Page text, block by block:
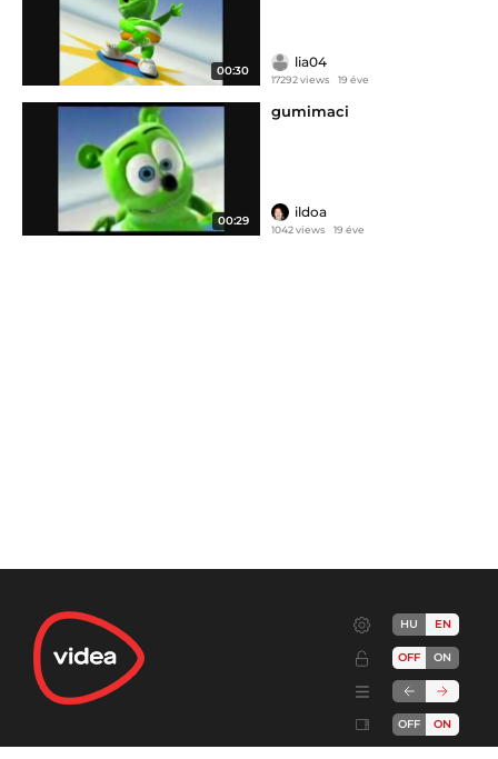
00:30
lia04
17292 views 19 éve
00:29
gumimaci
ildoa
1042 views 19 éve
HU EN
OFF ON
OFF ON